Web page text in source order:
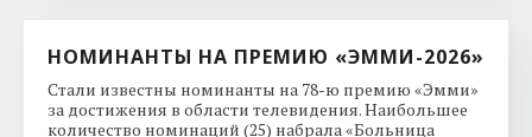
НОМИНАНТЫ НА ПРЕМИЮ «ЭММИ-2026»
Стали известны номинанты на 78-ю премию «Эмми»
за достижения в области телевидения. Наибольшее
количество номинаций (25) набрала «Больница